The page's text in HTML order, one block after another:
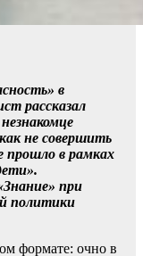
в
рассказал
не совершить
прошло в рамках
при
политики
формате: очно в